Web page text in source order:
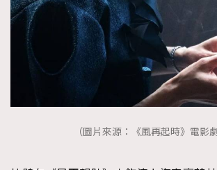
（圖片來源：《風再起時》電影劇